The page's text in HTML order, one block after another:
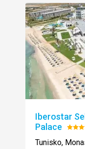
Iberostar
Palace
5/5
Tunisko,